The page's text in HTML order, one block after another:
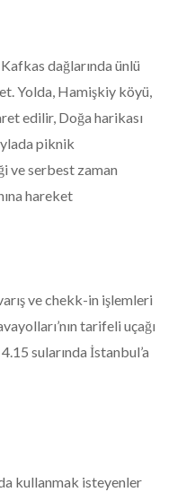
dağlarında ünlü
Yolda, Hamişkiy köyü,
edilir, Doğa harikası
piknik
ve serbest zaman
hareket
ve chekk-in işlemleri
tarifeli uçağı
sularında İstanbul’a
kullanmak isteyenler